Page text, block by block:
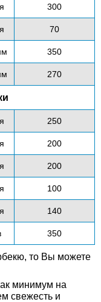
300
70
350
270
250
200
200
100
140
350
то Вы можете
минимум на
свежесть и